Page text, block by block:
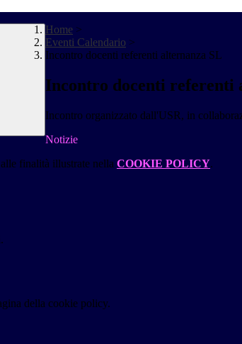
Home >
Eventi Calendario >
Incontro docenti referenti alternanza SL
Incontro docenti referenti
Incontro organizzato dall'USR, in
Notizie
finalità illustrate nella COOKIE POLICY.
della cookie policy.